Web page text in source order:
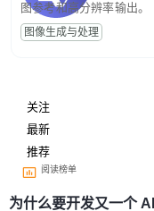
图参考和高分辨率输出。
图像生成与处理
关注
最新
推荐
阅读榜单
为什么要开发又一个